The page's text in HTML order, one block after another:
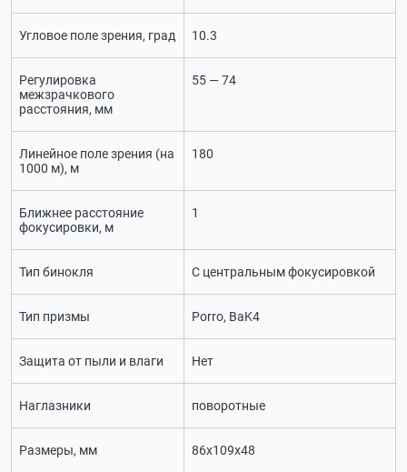
Угловое поле зрения, град 10.3
Регулировка
межзрачкового
расстояния, мм
55 — 74
Линейное поле зрения (на
1000 м), м
180
Ближнее расстояние
фокусировки, м
1
Тип бинокля С центральным фокусировкой
Тип призмы Porro, BaK4
Защита от пыли и влаги Нет
Наглазники поворотные
Размеры, мм 86х109х48